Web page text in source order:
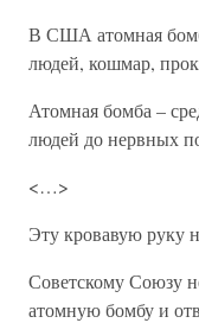
В США атомная
людей, кошмар,
Атомная бомба –
людей до нервных
<…>
Эту кровавую руку
Советскому Союзу
атомную бомбу и